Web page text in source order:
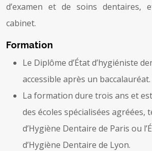
d’examen et de soins dentaires,
cabinet.
Formation
Le Diplôme d’État d’hygiéniste
accessible après un baccalauréat.
La formation dure trois ans et
des écoles spécialisées agréées,
d’Hygiène Dentaire de Paris ou
d’Hygiène Dentaire de Lyon.